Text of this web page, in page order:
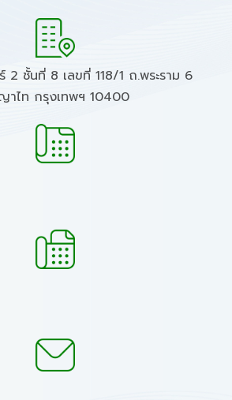
2 ชั้นที่ 8 เลขที่ 118/1 ถ.พระราม 6
ไท กรุงเทพฯ 10400